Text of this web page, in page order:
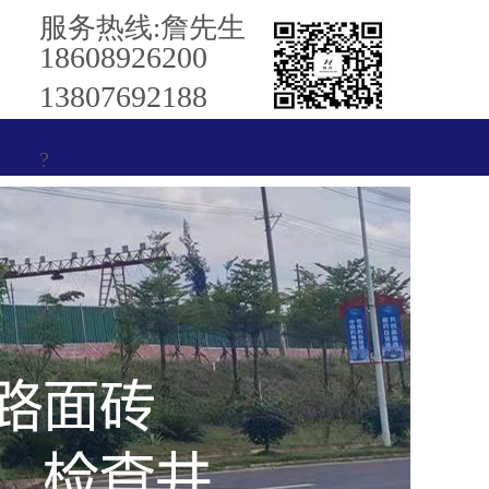
服务热线:詹先生
18608926200
13807692188
?